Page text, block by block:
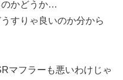
のかどうか…
すりゃ良いのか分から
マフラーも悪いわけじゃ